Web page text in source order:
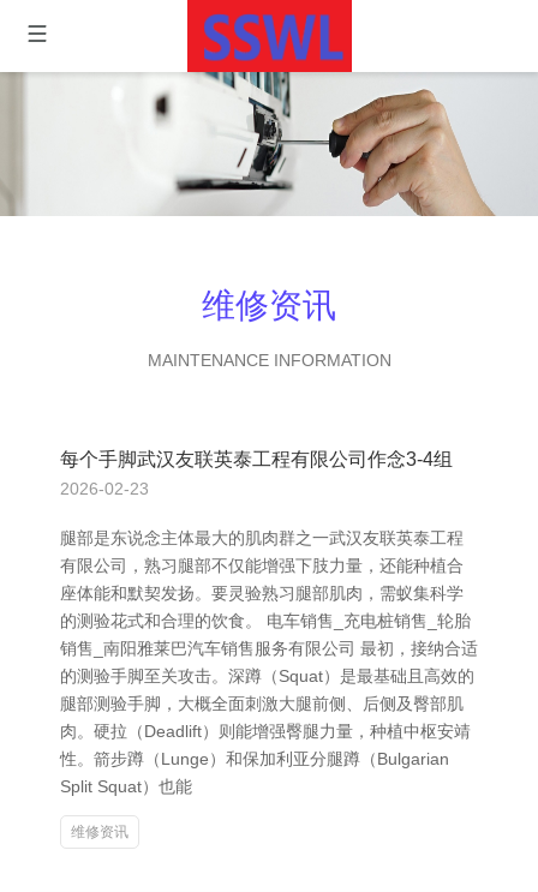
维修资讯
MAINTENANCE INFORMATION
每个手脚武汉友联英泰工程有限公司作念3-4组
2026-02-23
腿部是东说念主体最大的肌肉群之一武汉友联英泰工程
有限公司，熟习腿部不仅能增强下肢力量，还能种植合
座体能和默契发扬。要灵验熟习腿部肌肉，需蚁集科学
的测验花式和合理的饮食。 电车销售_充电桩销售_轮胎
销售_南阳雅莱巴汽车销售服务有限公司 最初，接纳合适
的测验手脚至关攻击。深蹲（Squat）是最基础且高效的
腿部测验手脚，大概全面刺激大腿前侧、后侧及臀部肌
肉。硬拉（Deadlift）则能增强臀腿力量，种植中枢安靖
性。箭步蹲（Lunge）和保加利亚分腿蹲（Bulgarian
Split Squat）也能
维修资讯